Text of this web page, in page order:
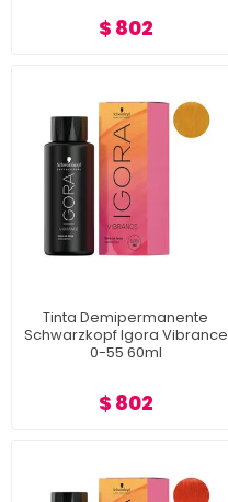
$ 802
Tinta Demipermanente
Schwarzkopf Igora Vibrance
0-55 60ml
$ 802